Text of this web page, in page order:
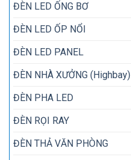
ĐÈN LED ỐNG BƠ
ĐÈN LED ỐP NỔI
ĐÈN LED PANEL
ĐÈN NHÀ XƯỞNG (Highbay)
ĐÈN PHA LED
ĐÈN RỌI RAY
ĐÈN THẢ VĂN PHÒNG